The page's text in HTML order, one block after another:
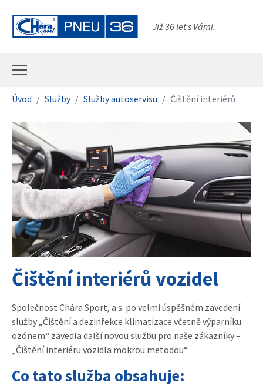
Již 36 let s Vámi.
Jsi tady:
Úvod Služby Služby autoservisu Čištění interiérů
Čištění interiérů vozidel
Společnost Chára Sport, a.s. po velmi úspěšném zavedení
služby „Čištění a dezinfekce klimatizace včetně výparníku
ozónem“ zavedla další novou službu pro naše zákazníky –
„Čištění interiéru vozidla mokrou metodou“
Co tato služba obsahuje: